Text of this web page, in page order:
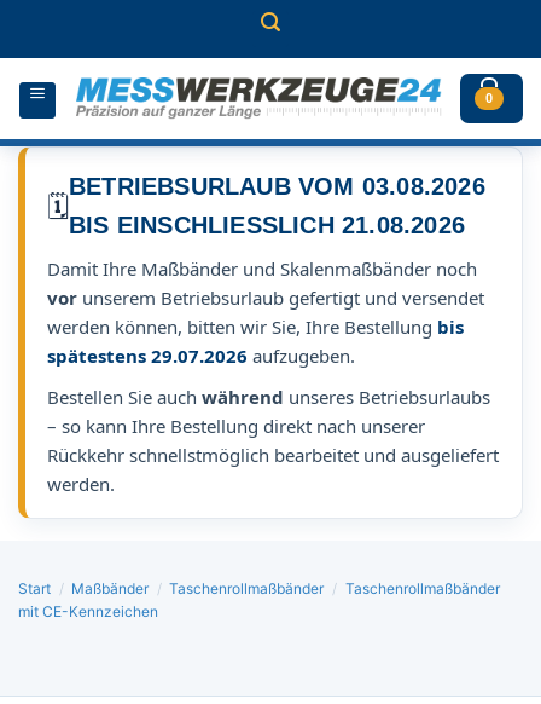
0
🗓️
BETRIEBSURLAUB VOM 03.08.2026
BIS EINSCHLIESSLICH 21.08.2026
Damit Ihre Maßbänder und Skalenmaßbänder noch
vor unserem Betriebsurlaub gefertigt und versendet
werden können, bitten wir Sie, Ihre Bestellung bis
spätestens 29.07.2026 aufzugeben.
Bestellen Sie auch während unseres Betriebsurlaubs
– so kann Ihre Bestellung direkt nach unserer
Rückkehr schnellstmöglich bearbeitet und ausgeliefert
werden.
Start / Maßbänder / Taschenrollmaßbänder / Taschenrollmaßbänder
mit CE-Kennzeichen